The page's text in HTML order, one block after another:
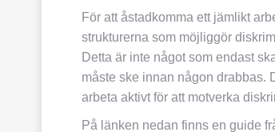
För att åstadkomma ett jämlikt
strukturerna som möjliggör
Detta är inte något som endast
måste ske innan någon drabbas.
arbeta aktivt för att motverka
På länken nedan finns en guide